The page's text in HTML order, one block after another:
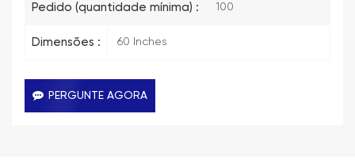
Pedido (quantidade mínima) : 100
Dimensões : 60 Inches
PERGUNTE AGORA